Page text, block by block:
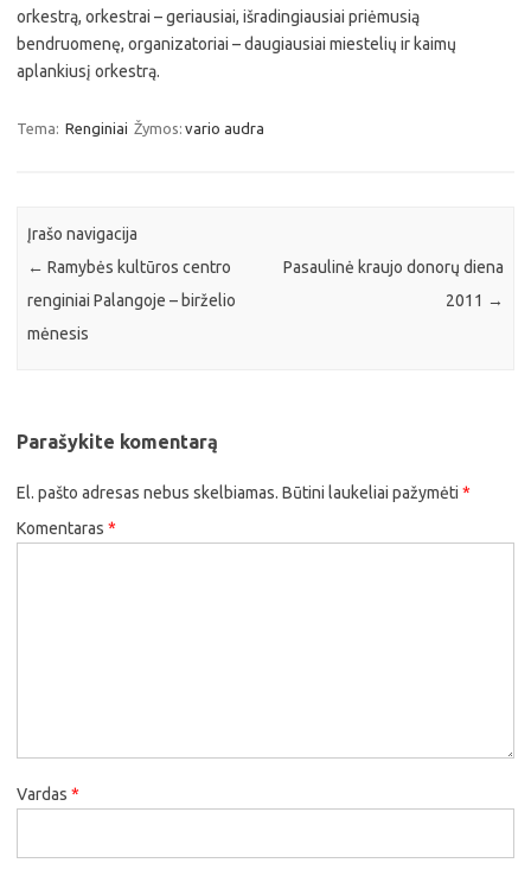
orkestrą, orkestrai – geriausiai, išradingiausiai priėmusią
bendruomenę, organizatoriai – daugiausiai miestelių ir kaimų
aplankiusį orkestrą.
Tema: Renginiai Žymos: vario audra
Įrašo navigacija
← Ramybės kultūros centro
renginiai Palangoje – birželio
mėnesis
Pasaulinė kraujo donorų diena
2011 →
Parašykite komentarą
El. pašto adresas nebus skelbiamas. Būtini laukeliai pažymėti *
Komentaras *
Vardas *